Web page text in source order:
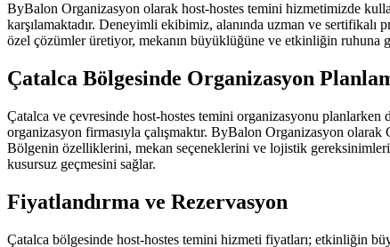
ByBalon Organizasyon olarak host-hostes temini hizmetimizde
karşılamaktadır. Deneyimli ekibimiz, alanında uzman ve sertifikalı
özel çözümler üretiyor, mekanın büyüklüğüne ve etkinliğin ruhuna
Çatalca Bölgesinde Organizasyon
Çatalca ve çevresinde host-hostes temini organizasyonu
organizasyon firmasıyla çalışmaktır. ByBalon Organizasyon
Bölgenin özelliklerini, mekan seçeneklerini ve lojistik
kusursuz geçmesini sağlar.
Fiyatlandırma ve Rezervasyon
Çatalca bölgesinde host-hostes temini hizmeti fiyatları; etkinliğin